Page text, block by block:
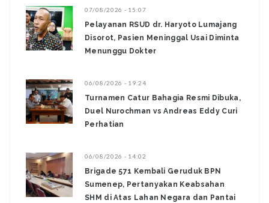
07/08/2026 - 15:07
Pelayanan RSUD dr. Haryoto Lumajang
Disorot, Pasien Meninggal Usai Diminta
Menunggu Dokter
06/08/2026 - 19:24
Turnamen Catur Bahagia Resmi Dibuka,
Duel Nurochman vs Andreas Eddy Curi
Perhatian
06/08/2026 - 14:02
Brigade 571 Kembali Geruduk BPN
Sumenep, Pertanyakan Keabsahan
SHM di Atas Lahan Negara dan Pantai